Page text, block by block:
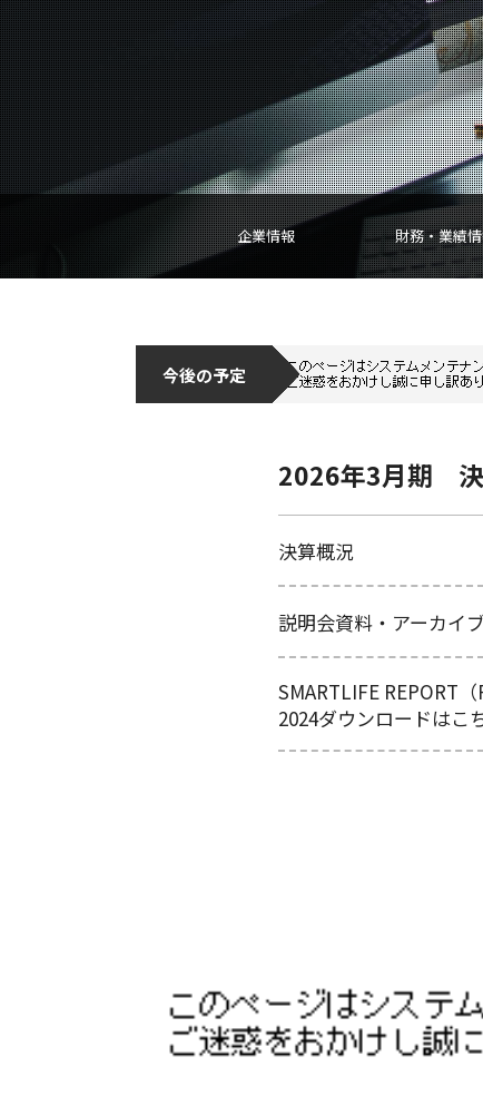
企業情報 財務・業績
今後の予定
2026年3月期 決
決算概況
説明会資料・アーカイ
SMARTLIFE REPORT（
2024ダウンロードはこ